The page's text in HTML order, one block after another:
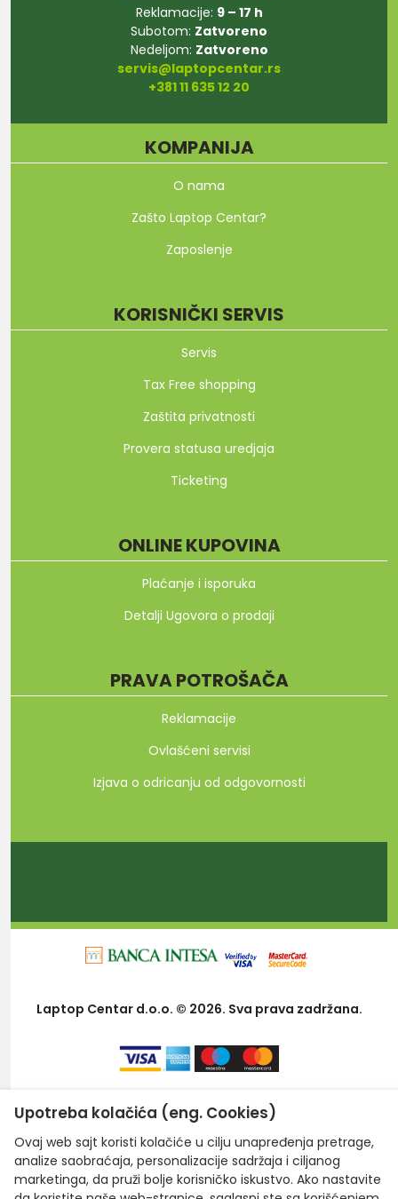
Reklamacije: 9 – 17 h
Subotom: Zatvoreno
Nedeljom: Zatvoreno
servis@laptopcentar.rs
+381 11 635 12 20
KOMPANIJA
O nama
Zašto Laptop Centar?
Zaposlenje
KORISNIČKI SERVIS
Servis
Tax Free shopping
Zaštita privatnosti
Provera statusa uredjaja
Ticketing
ONLINE KUPOVINA
Plaćanje i isporuka
Detalji Ugovora o prodaji
PRAVA POTROŠAČA
Reklamacije
Ovlašćeni servisi
Izjava o odricanju od odgovornosti
Laptop Centar d.o.o. © 2026. Sva prava zadržana.
Upotreba kolačića (eng. Cookies)
Ovaj web sajt koristi kolačiće u cilju unapređenja pretrage,
analize saobraćaja, personalizacije sadržaja i ciljanog
marketinga, da pruži bolje korisničko iskustvo. Ako nastavite